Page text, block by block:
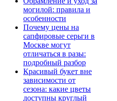
могилой: правила и
особенности
Почему цены на
сапфировые серьги в
Москве могут
отличаться в разы:
подробный разбор
Красивый букет вне
зависимости от
сезона: какие цветы
доступны круглый